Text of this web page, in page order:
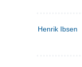
Henrik Ibsen